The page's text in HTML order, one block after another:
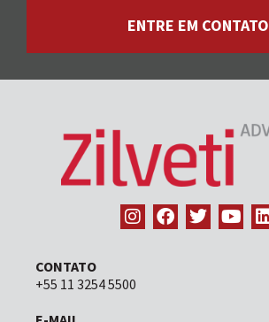
ENTRE EM CONTATO
CONTATO
+55 11 3254 5500